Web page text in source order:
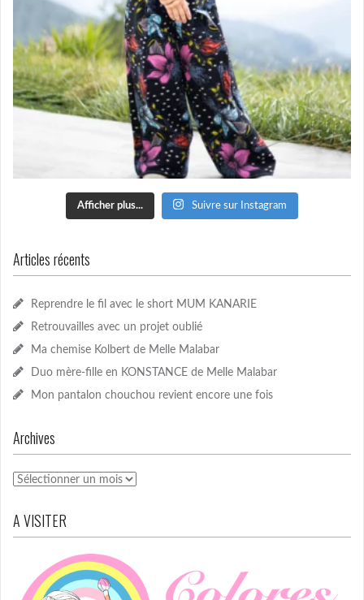
Afficher plus... Suivre sur Instagram
Articles récents
Reprendre le fil avec le short MUM KANARIE
Retrouvailles avec un projet oublié
Ma chemise Kolbert de Melle Malabar
Duo mère-fille en KONSTANCE de Melle Malabar
Mon pantalon chouchou revient encore une fois
Archives
Archives
A VISITER